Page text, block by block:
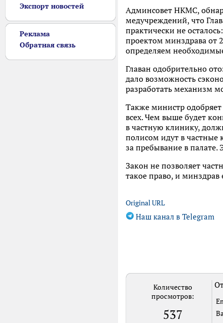
Экспорт новостей
Реклама
Обратная связь
Админсовет НКМС,
медучреждений, что
практически не
проектом минздрава от
определяем
Главан одобрительно
дало возможность
разработать механизм
Также министр
всех. Чем выше будет
в частную клинику,
полисом идут в частные
за пребывание в
Закон не позволяет
такое право, и
Original URL
Наш канал в Telegram
Количество
просмотров:
537